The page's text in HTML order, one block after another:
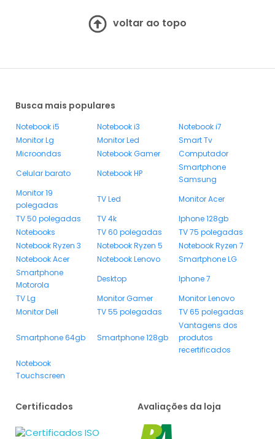
voltar ao topo
Busca mais populares
Notebook i5 Notebook i3
Notebook i7
Monitor Lg
Monitor Led
Smart Tv
Microondas
Notebook Gamer
Computador
Celular barato
Notebook HP
Smartphone
Samsung
Monitor 19
polegadas
TV Led
Monitor Acer
TV 50 polegadas
TV 4k
Iphone 128gb
Notebooks
TV 60 polegadas
TV 75 polegadas
Notebook Ryzen 3
Notebook Ryzen 5
Notebook Ryzen 7
Notebook Acer
Notebook Lenovo
Smartphone LG
Smartphone
Motorola
Desktop
Iphone 7
TV Lg
Monitor Gamer
Monitor Lenovo
Monitor Dell
TV 55 polegadas TV 65 polegadas
Smartphone 64gb Smartphone 128gb
Vantagens dos
produtos
recertificados
Notebook
Touchscreen
Certificados Avaliações da loja